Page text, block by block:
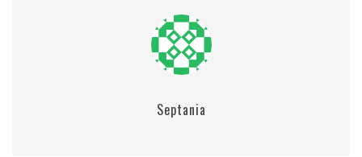
Septania